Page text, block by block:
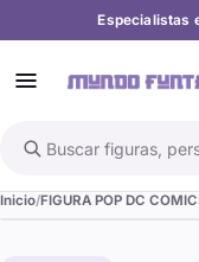
Especialistas
Buscar en el
Inicio FIGURA POP DC